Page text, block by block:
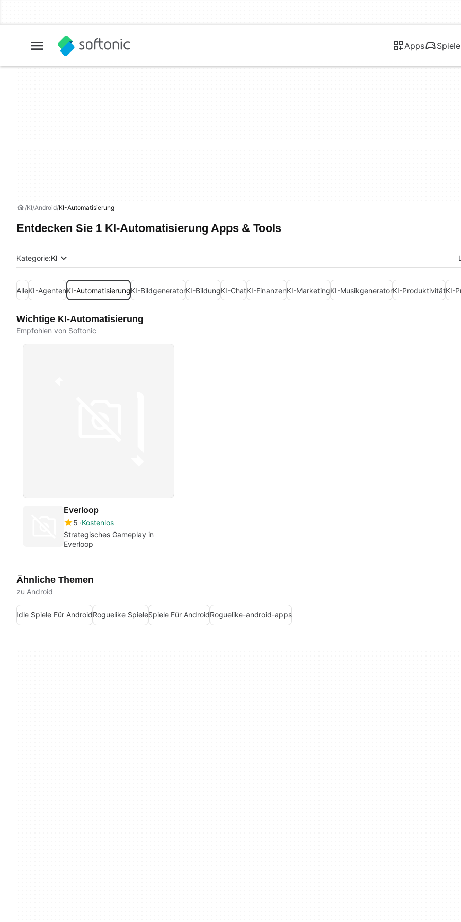
Apps Spiele
KI Android KI-Automatisierung
Entdecken Sie 1 KI-Automatisierung Apps & Tools
Kategorie:KI
AlleKI-AgentenKI-AutomatisierungKI-BildgeneratorKI-BildungKI-ChatKI-FinanzenKI-MarketingKI-MusikgeneratorKI-ProduktivitätKI-
Wichtige KI-Automatisierung
Empfohlen von Softonic
Everloop
5 Kostenlos
Strategisches Gameplay in
Everloop
Ähnliche Themen
zu Android
Idle Spiele Für AndroidRoguelike SpieleSpiele Für AndroidRoguelike-android-apps